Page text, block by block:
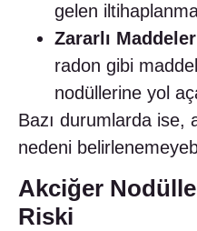
gelen
Zararlı
radon gibi
nodüllerine yol
Bazı durumlarda ise,
nedeni
Akciğer
Riski